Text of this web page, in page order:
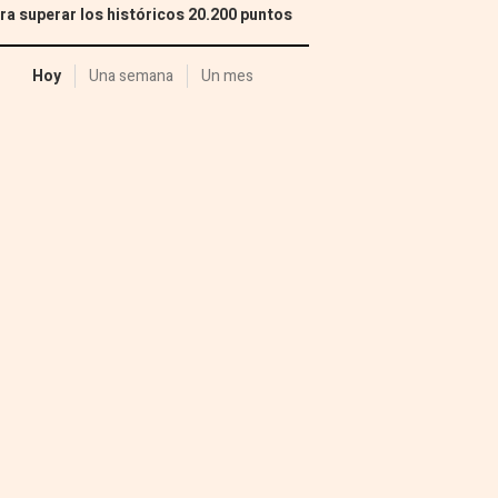
superar los históricos 20.200 puntos
Hoy Una semana Un mes